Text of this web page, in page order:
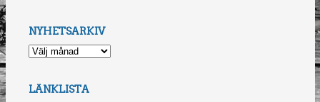
NYHETSARKIV
NYHETSARKIV
LÄNKLISTA